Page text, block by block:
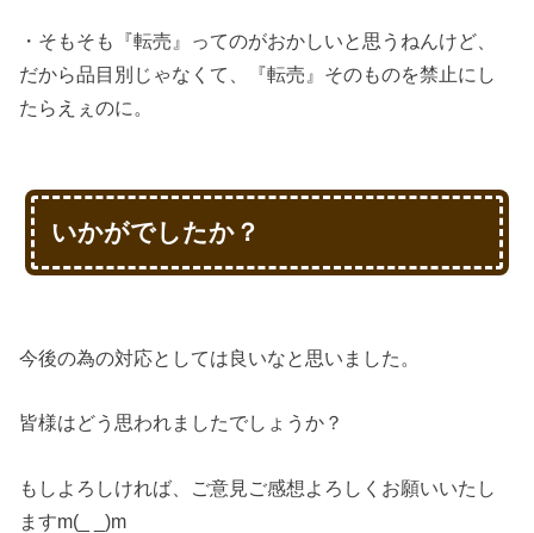
・そもそも『転売』ってのがおかしいと思うねんけど、
だから品目別じゃなくて、『転売』そのものを禁止にし
たらえぇのに。
いかがでしたか？
今後の為の対応としては良いなと思いました。
皆様はどう思われましたでしょうか？
もしよろしければ、ご意見ご感想よろしくお願いいたし
ますm(_ _)m